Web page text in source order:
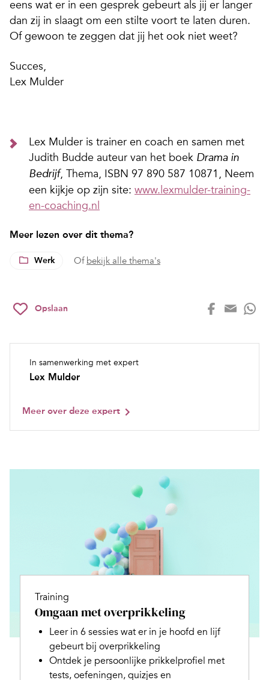
eens wat er in een gesprek gebeurt als jij er langer
dan zij in slaagt om een stilte voort te laten duren.
Of gewoon te zeggen dat jij het ook niet weet?
Succes,
Lex Mulder
Lex Mulder is trainer en coach en samen met
Judith Budde auteur van het boek Drama in
Bedrijf, Thema, ISBN 97 890 587 10871, Neem
een kijkje op zijn site: www.lexmulder-training-
en-coaching.nl
Meer lezen over dit thema?
Werk Of bekijk alle thema's
Opslaan
In samenwerking met expert
Lex Mulder
Meer over deze expert
Training
Omgaan met overprikkeling
Leer in 6 sessies wat er in je hoofd en lijf
gebeurt bij overprikkeling
Ontdek je persoonlijke prikkelprofiel met
tests, oefeningen, quizjes en